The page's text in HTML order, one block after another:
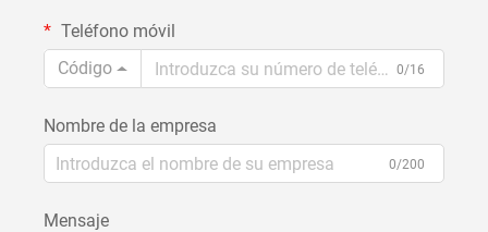
Teléfono móvil
Código
0/16
Nombre de la empresa
0/200
Mensaje